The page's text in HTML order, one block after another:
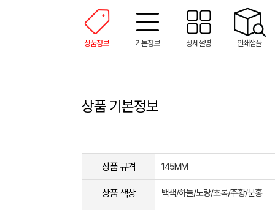
상품정보 기본정보 상세설명 인쇄샘플
상품 기본정보
상품 규격 145MM
상품 색상 백색/하늘/노랑/초록/주황/분홍